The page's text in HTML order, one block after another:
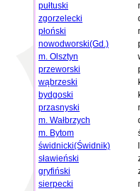
pułtuski
zgorzelecki
płoński
nowodworski(Gd.)
m. Olsztyn
przeworski
wąbrzeski
bydgoski
przasnyski
m. Wałbrzych
m. Bytom
świdnicki(Świdnik)
sławieński
gryfiński
sierpecki